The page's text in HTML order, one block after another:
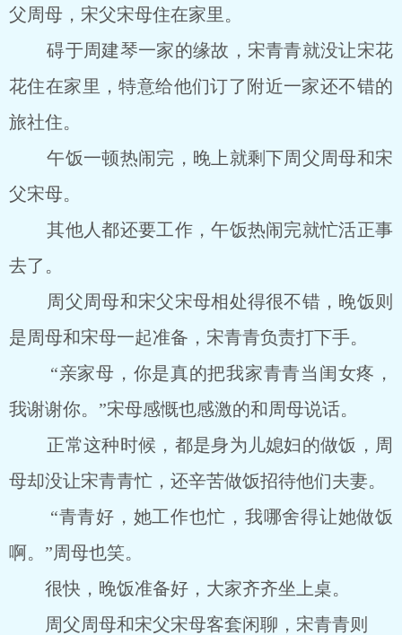
父周母，宋父宋母住在家里。
碍于周建琴一家的缘故，宋青青就没让宋花
花住在家里，特意给他们订了附近一家还不错的
旅社住。
午饭一顿热闹完，晚上就剩下周父周母和宋
父宋母。
其他人都还要工作，午饭热闹完就忙活正事
去了。
周父周母和宋父宋母相处得很不错，晚饭则
是周母和宋母一起准备，宋青青负责打下手。
“亲家母，你是真的把我家青青当闺女疼，
我谢谢你。”宋母感慨也感激的和周母说话。
正常这种时候，都是身为儿媳妇的做饭，周
母却没让宋青青忙，还辛苦做饭招待他们夫妻。
“青青好，她工作也忙，我哪舍得让她做饭
啊。”周母也笑。
很快，晚饭准备好，大家齐齐坐上桌。
周父周母和宋父宋母客套闲聊，宋青青则